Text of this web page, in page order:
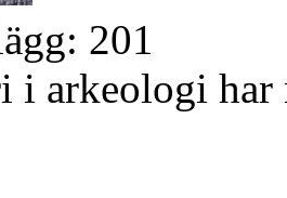
201
i arkeologi har